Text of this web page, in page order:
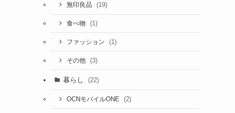
無印良品 (19)
食べ物 (1)
ファッション (1)
その他 (3)
暮らし (22)
OCNモバイルONE (2)